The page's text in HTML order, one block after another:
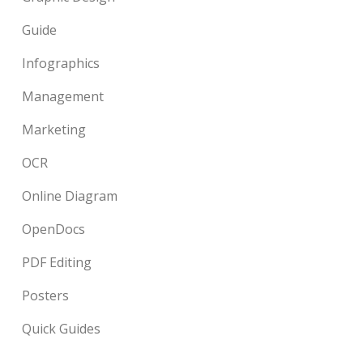
Guide
Infographics
Management
Marketing
OCR
Online Diagram
OpenDocs
PDF Editing
Posters
Quick Guides